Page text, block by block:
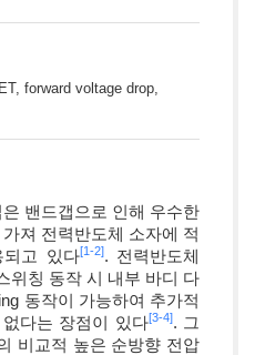
forward voltage drop,
밴드갭으로 인해 우수한
져 전력반도체 소자에 적
고 있다[1-2]. 전력반도체
위칭 동작 시 내부 바디 다
동작이 가능하여 추가적
다는 장점이 있다[3-4]. 그
비교적 높은 순방향 전압